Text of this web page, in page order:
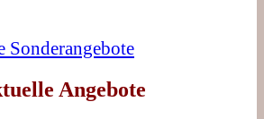
Sonderangebote
Angebote